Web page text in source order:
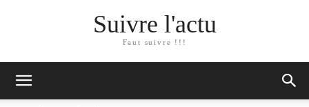
Suivre l'actu
Faut suivre !!!